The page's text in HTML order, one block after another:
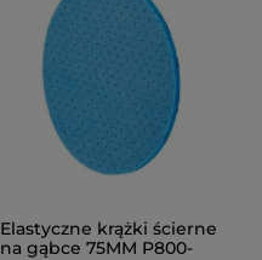
Elastyczne krążki ścierne
na gąbce 75MM P800-